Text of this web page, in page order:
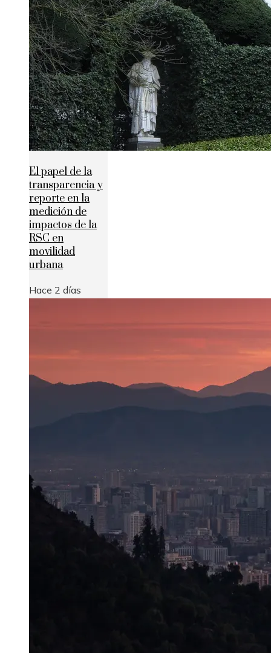
El papel de la
transparencia y
reporte en la
medición de
impactos de la
RSC en
movilidad
urbana
Hace 2 días